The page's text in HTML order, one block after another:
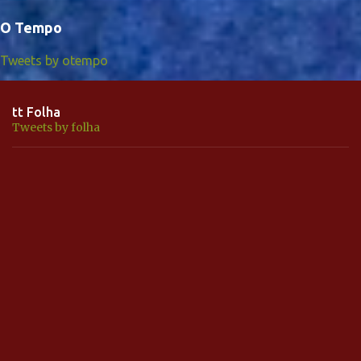
O Tempo
Tweets by otempo
tt Folha
Tweets by folha